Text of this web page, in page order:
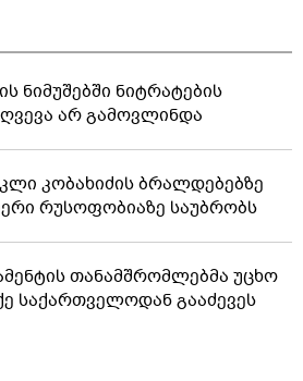
ნიმუშებში ნიტრატების
არ გამოვლინდა
კობახიძის ბრალდებებზე
რუსოფობიაზე საუბრობს
თანამშრომლებმა უცხო
საქართველოდან გააძევეს